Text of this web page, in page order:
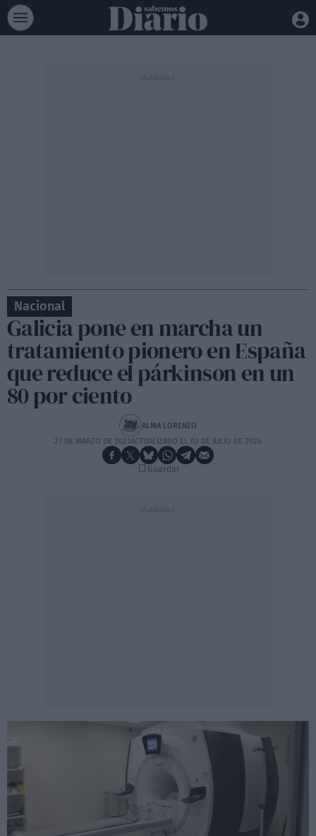
Nacional
Galicia pone en marcha un
tratamiento pionero en España
que reduce el párkinson en un
80 por ciento
ALMA LORENZO
27 DE MARZO DE 2021ACTUALIZADO EL 02 DE JULIO DE 2024
Guardar